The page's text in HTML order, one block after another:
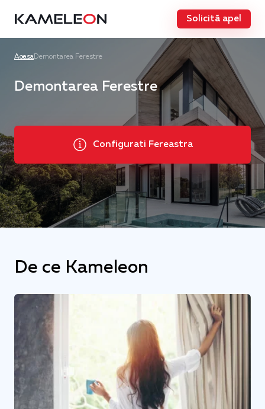
Solicită apel
AcasaDemontarea Ferestre
Demontarea Ferestre
Configurati Fereastra
De ce Kameleon